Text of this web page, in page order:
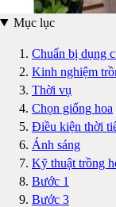
Mục lục
Chuẩn bị dụng
Kinh nghiệm
Thời vụ
Chọn giống hoa
Điều kiện thời
Ánh sáng
Kỹ thuật trồng
Bước 1
Bước 3